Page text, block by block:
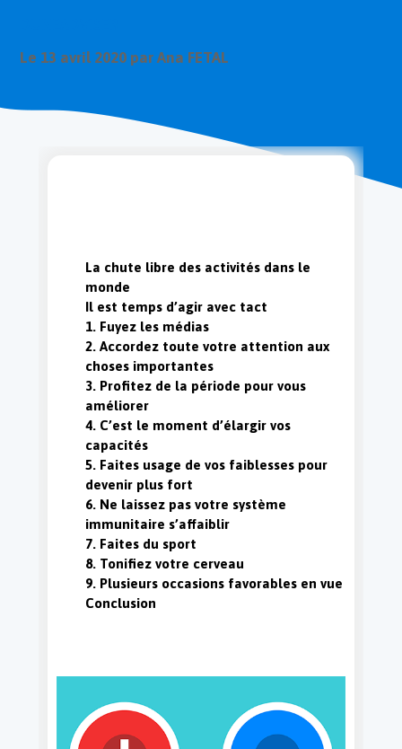
Réalisations
Le 13 avril 2020 par Ana FETAL
La chute libre des activités dans le
monde
Il est temps d’agir avec tact
1. Fuyez les médias
2. Accordez toute votre attention aux
choses importantes
3. Profitez de la période pour vous
améliorer
4. C’est le moment d’élargir vos
capacités
5. Faites usage de vos faiblesses pour
devenir plus fort
6. Ne laissez pas votre système
immunitaire s’affaiblir
7. Faites du sport
8. Tonifiez votre cerveau
9. Plusieurs occasions favorables en vue
Conclusion